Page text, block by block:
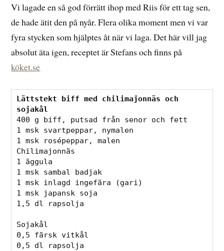
Vi lagade en så god förrätt ihop med Riis för ett tag sen,
de hade ätit den på nyår. Flera olika moment men vi var
fyra stycken som hjälptes åt när vi laga. Det här vill jag
absolut äta igen, receptet är Stefans och finns på
köket.se
Lättstekt biff med chilimajonnäs och
sojakål
400 g biff, putsad från senor och fett
1 msk svartpeppar, nymalen
1 msk rosépeppar, malen
Chilimajonnäs
1 äggula
1 msk sambal badjak
1 msk inlagd ingefära (gari)
1 msk japansk soja
1,5 dl rapsolja
Sojakål
0,5 färsk vitkål
0,5 dl rapsolja